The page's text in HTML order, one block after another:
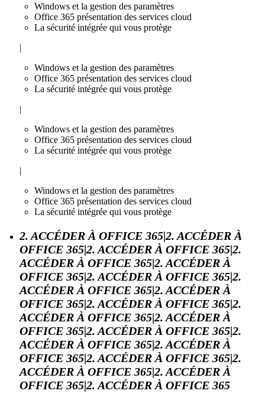
Windows et la gestion des paramètres
Office 365 présentation des services cloud
La sécurité intégrée qui vous protège
|
Windows et la gestion des paramètres
Office 365 présentation des services cloud
La sécurité intégrée qui vous protège
|
Windows et la gestion des paramètres
Office 365 présentation des services cloud
La sécurité intégrée qui vous protège
|
Windows et la gestion des paramètres
Office 365 présentation des services cloud
La sécurité intégrée qui vous protège
2. ACCÉDER À OFFICE 365|2. ACCÉDER À
OFFICE 365|2. ACCÉDER À OFFICE 365|2.
ACCÉDER À OFFICE 365|2. ACCÉDER À
OFFICE 365|2. ACCÉDER À OFFICE 365|2.
ACCÉDER À OFFICE 365|2. ACCÉDER À
OFFICE 365|2. ACCÉDER À OFFICE 365|2.
ACCÉDER À OFFICE 365|2. ACCÉDER À
OFFICE 365|2. ACCÉDER À OFFICE 365|2.
ACCÉDER À OFFICE 365|2. ACCÉDER À
OFFICE 365|2. ACCÉDER À OFFICE 365|2.
ACCÉDER À OFFICE 365|2. ACCÉDER À
OFFICE 365|2. ACCÉDER À OFFICE 365